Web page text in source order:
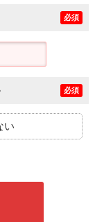
必須
必須
い